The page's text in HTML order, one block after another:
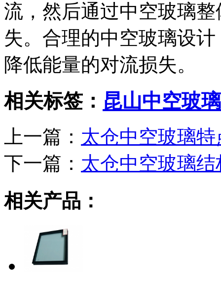
流，然后通过中空玻璃
失。合理的中空玻璃设
降低能量的对流损失。
相关标签： 昆山中空玻璃
上一篇： 太仓中空玻璃特
下一篇： 太仓中空玻璃结
相关产品：